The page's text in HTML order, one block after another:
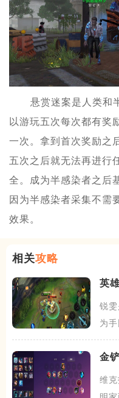
悬赏迷案是人类和
以游玩五次每次都有奖
一次。拿到首次奖励之
五次之后就无法再进行
全。成为半感染者之后
因为半感染者采集不需
效果。
相关攻略
英
锐
为
金
维